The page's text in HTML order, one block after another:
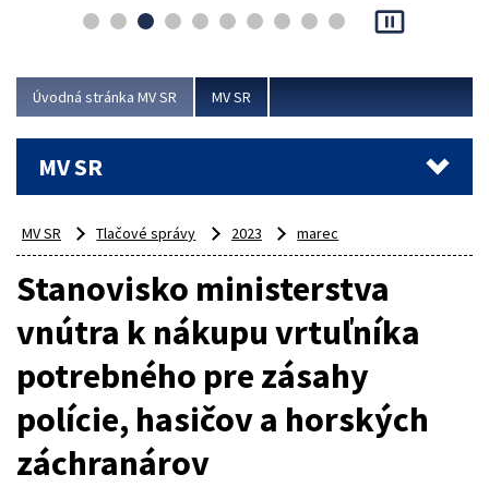
pause_presentation
Úvodná stránka MV SR MV SR
MV SR
MV SR Tlačové správy 2023 marec
Stanovisko ministerstva
vnútra k nákupu vrtuľníka
potrebného pre zásahy
polície, hasičov a horských
záchranárov